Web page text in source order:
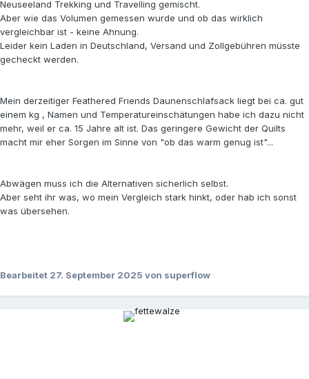
Neuseeland Trekking und Travelling gemischt.
Aber wie das Volumen gemessen wurde und ob das wirklich
vergleichbar ist - keine Ahnung.
Leider kein Laden in Deutschland, Versand und Zollgebühren müsste
gecheckt werden.
Mein derzeitiger Feathered Friends Daunenschlafsack liegt bei ca. gut
einem kg , Namen und Temperatureinschätungen habe ich dazu nicht
mehr, weil er ca. 15 Jahre alt ist. Das geringere Gewicht der Quilts
macht mir eher Sorgen im Sinne von "ob das warm genug ist"...
Abwägen muss ich die Alternativen sicherlich selbst.
Aber seht ihr was, wo mein Vergleich stark hinkt, oder hab ich sonst
was übersehen.
Bearbeitet 27. September 2025 von superflow